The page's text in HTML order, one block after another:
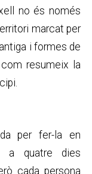
no és només
marcat per
i formes de
resumeix la
per fer-la en
a quatre dies
cada persona